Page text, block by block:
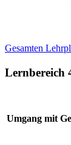
Gesamten
Lernbereich
Umgang mit